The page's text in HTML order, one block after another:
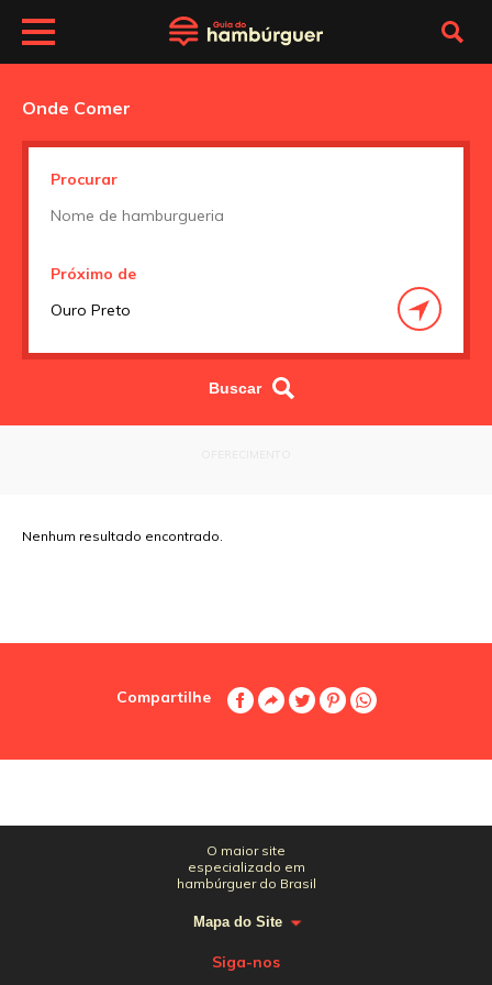
Onde Comer
Procurar
Próximo de
Nenhum resultado encontrado.
Compartilhe
O maior site
especializado em
hambúrguer do Brasil
Mapa do Site
Siga-nos